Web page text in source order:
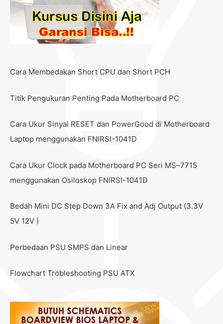
Cara Membedakan Short CPU dan Short PCH
Titik Pengukuran Penting Pada Motherboard PC
Cara Ukur Sinyal RESET dan PowerGood di Motherboard
Laptop menggunakan FNIRSI-1041D
Cara Ukur Clock pada Motherboard PC Seri MS–7715
menggunakan Osiloskop FNIRSI-1041D
Bedah Mini DC Step Down 3A Fix and Adj Output (3.3V
5V 12V )
Perbedaan PSU SMPS dan Linear
Flowchart Trobleshooting PSU ATX